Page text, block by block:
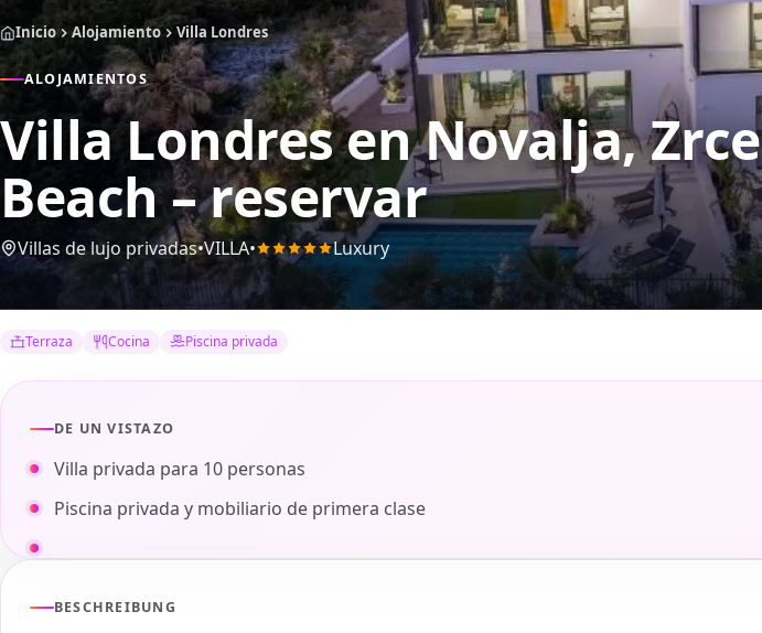
Inicio Alojamiento Villa Londres
ALOJAMIENTOS
Villa Londresen Novalja, Zrce
Beach – reservar
Villas de lujo privadas•VILLA• Luxury
Terraza Cocina Piscina privada
DE UN VISTAZO
Villa privada para 10 personas
Piscina privada y mobiliario de primera clase
BESCHREIBUNG